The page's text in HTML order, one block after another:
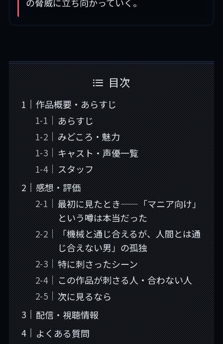
目次
作品概要・あらすじ
あらすじ
みどころ・魅力
キャスト・声優一覧
スタッフ
感想・評価
最初に見たとき——「マニア向け」
という噂は本当だった
「機械と通じ合えるが、人間とは通
じ合えない男」の孤独
特に刺さったシーン
この作品が刺さる人・合わない人
次に見るなら
配信・視聴情報
よくある質問